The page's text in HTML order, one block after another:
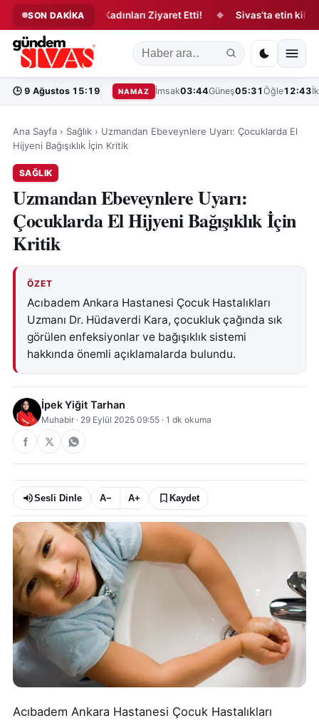
SON DAKİKA
Üretici Kadınları Ziyaret Etti! ◆ Sivas’ta etin kilosu ne
🕒 9 Ağustos 15:19 NAMAZ İmsak03:44Güneş05:31 Öğle12:43
Ana Sayfa › Sağlık › Uzmandan Ebeveynlere Uyarı: Çocuklarda El
Hijyeni Bağışıklık İçin Kritik
SAĞLIK
Uzmandan Ebeveynlere Uyarı:
Çocuklarda El Hijyeni Bağışıklık İçin
Kritik
ÖZET
Acıbadem Ankara Hastanesi Çocuk Hastalıkları
Uzmanı Dr. Hüdaverdi Kara, çocukluk çağında sık
görülen enfeksiyonlar ve bağışıklık sistemi
hakkında önemli açıklamalarda bulundu.
İpek Yiğit Tarhan
Muhabir · 29 Eylül 2025 09:55 · 1 dk okuma
Sesli Dinle A− A+ Kaydet
Acıbadem Ankara Hastanesi Çocuk Hastalıkları